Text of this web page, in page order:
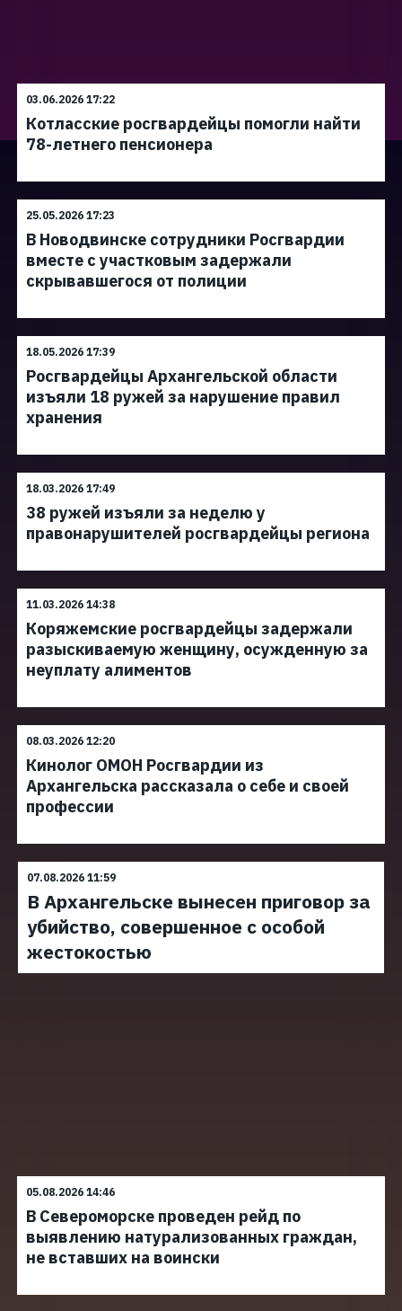
03.06.2026 17:22
Котласские росгвардейцы помогли найти
78-летнего пенсионера
25.05.2026 17:23
В Новодвинске сотрудники Росгвардии
вместе с участковым задержали
скрывавшегося от полиции
18.05.2026 17:39
Росгвардейцы Архангельской области
изъяли 18 ружей за нарушение правил
хранения
18.03.2026 17:49
38 ружей изъяли за неделю у
правонарушителей росгвардейцы региона
11.03.2026 14:38
Коряжемские росгвардейцы задержали
разыскиваемую женщину, осужденную за
неуплату алиментов
08.03.2026 12:20
Кинолог ОМОН Росгвардии из
Архангельска рассказала о себе и своей
профессии
07.08.2026 11:59
В Архангельске вынесен приговор за
убийство, совершенное с особой
жестокостью
05.08.2026 14:46
В Североморске проведен рейд по
выявлению натурализованных граждан,
не вставших на воински